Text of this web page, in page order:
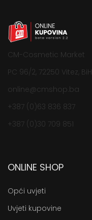
CM-Cosmetic Market
PC 96/2, 72250 Vitez, BiH
online@cmshop.ba
+387 (0)63 836 837
+387 (0)30 709 851
ONLINE SHOP
Opći uvjeti
Uvjeti kupovine